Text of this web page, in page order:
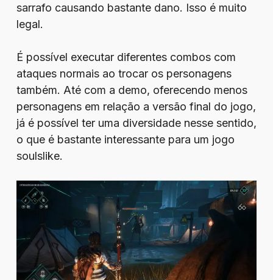
sarrafo causando bastante dano. Isso é muito
legal.
É possível executar diferentes combos com
ataques normais ao trocar os personagens
também. Até com a demo, oferecendo menos
personagens em relação a versão final do jogo,
já é possível ter uma diversidade nesse sentido,
o que é bastante interessante para um jogo
soulslike.